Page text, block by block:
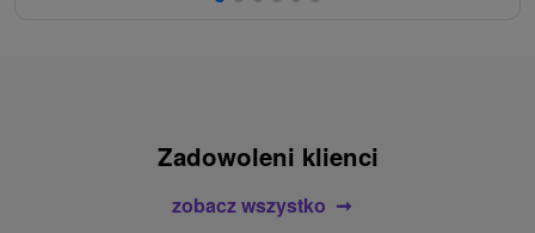
Zadowoleni klienci
zobacz wszystko